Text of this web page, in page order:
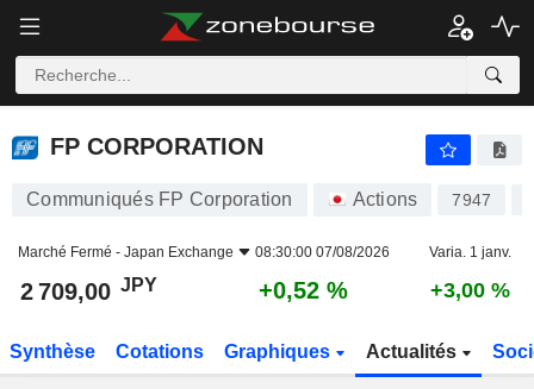
FP CORPORATION
FP CORPORATION
Communiqués FP Corporation Actions 7947
Marché Fermé - Japan Exchange 08:30:00 07/08/2026 Varia. 1 janv.
2 709,00 JPY +0,52 % +3,00 %
Synthèse Cotations Graphiques Actualités